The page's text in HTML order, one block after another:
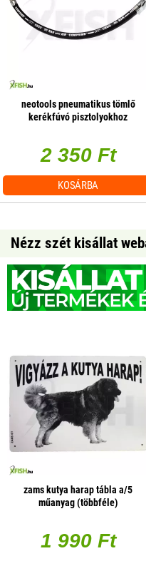
neotools pneumatikus tömlő
kerékfúvó pisztolyokhoz
2 350 Ft
KOSÁRBA
Nézz szét kisállat
zams kutya harap tábla a/5
műanyag (többféle)
1 990 Ft